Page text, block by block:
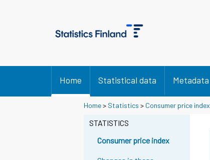
Home Statistical data Metadata
Home> Statistics > Consumer price index
STATISTICS
Consumer price index